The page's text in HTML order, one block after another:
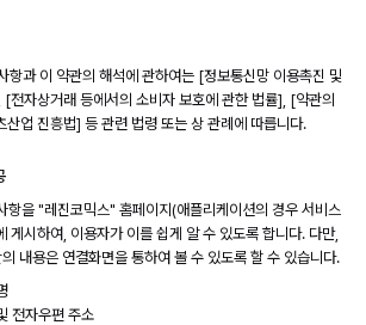
항과 이 약관의 해석에 관하여는 [정보통신망 이용촉진 및
전자상거래 등에서의 소비자 보호에 관한 법률], [약관의
업 진흥법] 등 관련 법령 또는 상 관례에 따릅니다.
항을 "레진코믹스" 홈페이지(애플리케이션의 경우 서비스
게시하여, 이용자가 이를 쉽게 알 수 있도록 합니다. 다만,
내용은 연결화면을 통하여 볼 수 있도록 할 수 있습니다.
전자우편 주소